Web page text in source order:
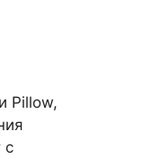
Pillow,
с